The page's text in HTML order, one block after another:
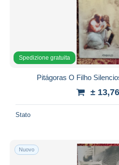
Spedizione gratuita
Pitágoras O Filho
±
Stato
Nuovo